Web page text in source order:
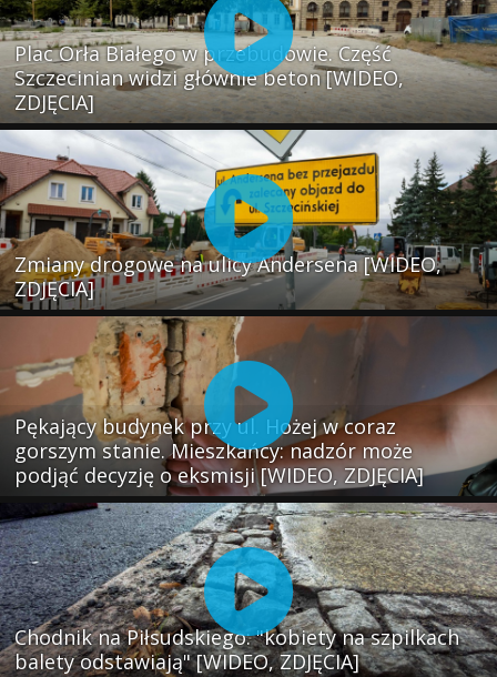
Plac Orła Białego w przebudowie. Część
Szczecinian widzi głównie beton [WIDEO,
ZDJĘCIA]
Zmiany drogowe na ulicy Andersena [WIDEO,
ZDJĘCIA]
Pękający budynek przy ul. Hożej w coraz
gorszym stanie. Mieszkańcy: nadzór może
podjąć decyzję o eksmisji [WIDEO, ZDJĘCIA]
Chodnik na Piłsudskiego: "kobiety na szpilkach
balety odstawiają" [WIDEO, ZDJĘCIA]